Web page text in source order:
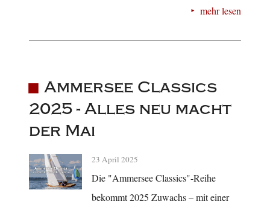
mehr lesen
Ammersee Classics
2025 - Alles neu macht
der Mai
23 April 2025
Die "Ammersee Classics"-Reihe
bekommt 2025 Zuwachs – mit einer